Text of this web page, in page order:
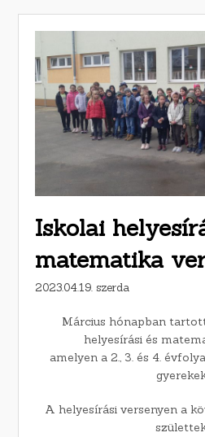
Iskolai
matematika
2023.04.19. szerda
Március hónapban
helyesírási és
amelyen a 2., 3. és 4.
A helyesírási versenyen a